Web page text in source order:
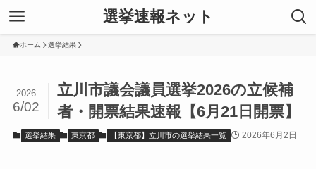
選挙速報ネット
ホーム 選挙結果
立川市議会議員選挙2026の立候補
者・開票結果速報【6月21日開票】
2026
6/02
選挙結果 東京都 【東京都】立川市の選挙結果一覧 2026年6月2日